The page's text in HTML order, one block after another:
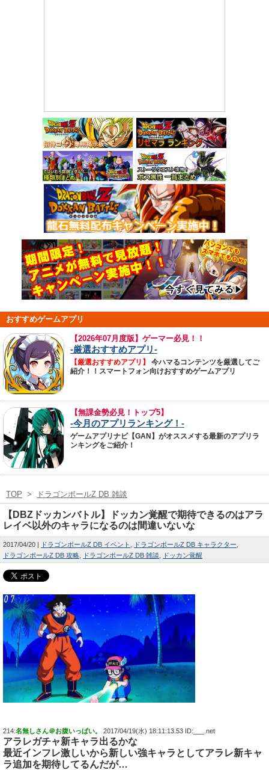
おすすめゲームアプリ
【2026年07月度版】ゲーマー必見！！
-厳選おすすめアプリ-
【厳選おすすめアプリ】
今ハマるコンテンツを厳選してご
紹介！！スマートフォン向けおすすめゲームアプリ
【無課金勢必見！トップ5】
-今月のアプリランキング！-
ゲームアプリナビ【GAN】がオススメする最新のアプリラ
ンキングをご紹介！
TOP > ドラゴンボールZ DB 雑談
【DBZドッカンバトル】ドッカン覚醒で期待できるのはアラ
レイベ以外のキャラになるのは間違いないな
2017/04/20 ドラゴンボールZ DB イベント
ドラゴンボールZ DB キャラクター
ドラゴンボールZ DB 攻略
ドラゴンボールZ DB 雑談 ドッカン覚醒
214:名無しさん＠お腹いっぱい。 2017/04/19(水) 18:11:13.53 ID:___.net
アラレガチャ新キャラ出るかな
最近インフレ激しいから新しい強キャラとしてアラレ新キャ
ラ追加を期待してるんだが…